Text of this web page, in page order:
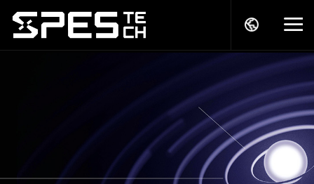
解决方案